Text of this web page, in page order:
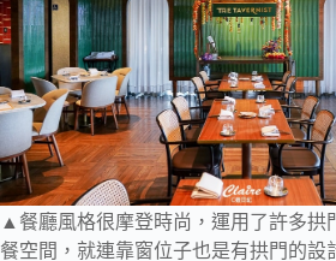
▲餐廳風格很摩登時尚，運用了許多拱
餐空間，就連靠窗位子也是有拱門的設